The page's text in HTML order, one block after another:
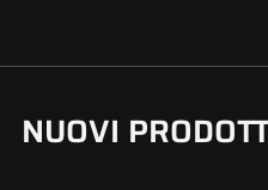
NUOVI